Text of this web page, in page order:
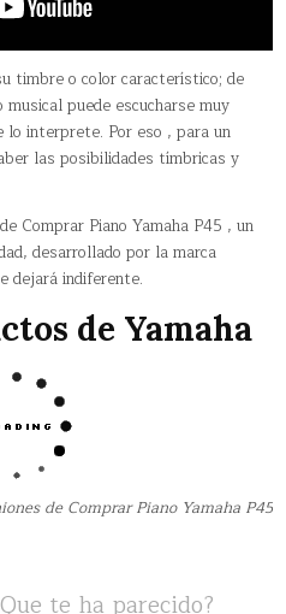
timbre o color característico; de
puede escucharse muy
interprete. Por eso , para un
las posibilidades tímbricas y
Comprar Piano Yamaha P45 , un
desarrollado por la marca
dejará indiferente.
de Yamaha
de Comprar Piano Yamaha P45
te ha parecido?